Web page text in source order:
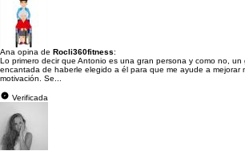
Ana opina de Rocli360fitness:
Lo primero decir que Antonio es una gran persona y como no, un
encantada de haberle elegido a él para que me ayude a mejorar
motivación. Se...
Verificada